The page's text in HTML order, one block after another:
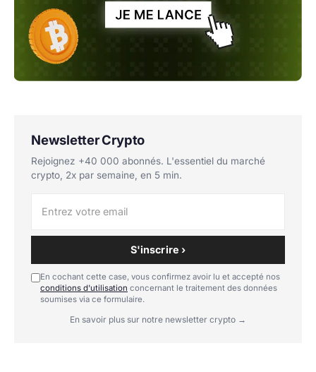
Newsletter Crypto
Rejoignez +40 000 abonnés. L'essentiel du marché
crypto, 2x par semaine, en 5 min.
S'inscrire ›
En cochant cette case, vous confirmez avoir lu et accepté nos
conditions d'utilisation concernant le traitement des données
soumises via ce formulaire.
En savoir plus sur notre newsletter crypto →